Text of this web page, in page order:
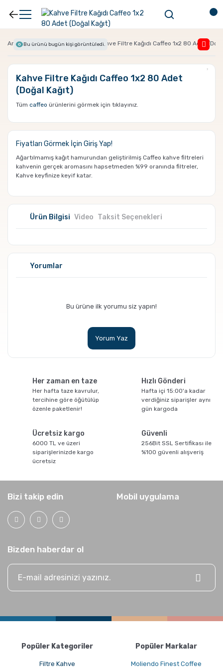
Anasayfa Filtre Kağıtları Kahve Filtre Kağıdı Caffeo 1x2 80 Adet
Bu ürünü bugün kişi görüntüledi.
Kahve Filtre Kağıdı Caffeo 1x2 80 Adet
(Doğal Kağıt)
Tüm caffeo ürünlerini görmek için tıklayınız.
Fiyatları Görmek İçin Giriş Yap!
Ağartılmamış kağıt hamurundan geliştirilmiş Caffeo kahve filtreleri
kahvenin gerçek aromasını hapsetmeden %99 oranında filtreler,
Kahve keyfinize keyif katar.
Ürün Bilgisi Video Taksit Seçenekleri
Temizlenir?
Yorumlar
Bu ürüne ilk yorumu siz yapın!
Yorum Yaz
Her zaman en taze
Her hafta taze kavrulur,
tercihine göre öğütülüp
özenle paketlenir!
Hızlı Gönderi
Hafta içi 15:00'a kadar
verdiğiniz siparişler aynı
gün kargoda
Ücretsiz kargo
6000 TL ve üzeri
siparişlerinizde kargo
ücretsiz
Güvenli
256Bit SSL Sertifikası ile
%100 güvenli alışveriş
Bizi takip edin
Bizden haberdar ol
Mobil uygulama
Popüler Kategoriler
Filtre Kahve
Popüler Markalar
Moliendo Finest Coffee